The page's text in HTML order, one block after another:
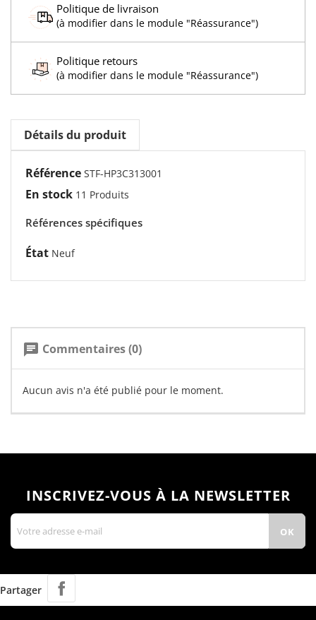
Politique de livraison
(à modifier dans le module "Réassurance")
Politique retours
(à modifier dans le module "Réassurance")
Détails du produit
Référence STF-HP3C313001
En stock 11 Produits
Références spécifiques
État Neuf
chat Commentaires (0)
Aucun avis n'a été publié pour le moment.
INSCRIVEZ-VOUS À LA NEWSLETTER
Partager